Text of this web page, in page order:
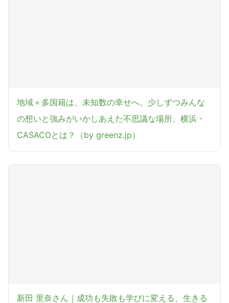
地域＋多国籍は、未知数の幸せへ。少しずつみんな
の想いと強みがいかしあえた不思議な場所、横浜・
CASACOとは？（by greenz.jp）
新田 里奈さん｜成功も失敗も学びに変える、生きる